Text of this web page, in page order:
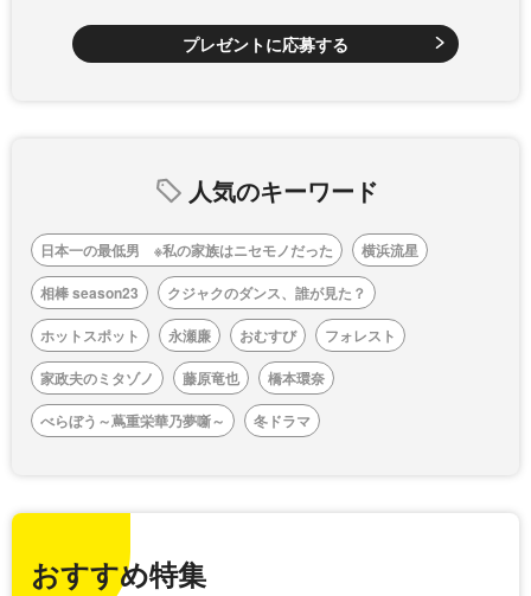
プレゼントに応募する
人気のキーワード
日本一の最低男 ※私の家族はニセモノだった
横浜流星
相棒 season23
クジャクのダンス、誰が見た？
ホットスポット
永瀬廉 おむすび
フォレスト
家政夫のミタゾノ
藤原竜也
橋本環奈
べらぼう～蔦重栄華乃夢噺～
冬ドラマ
おすすめ特集